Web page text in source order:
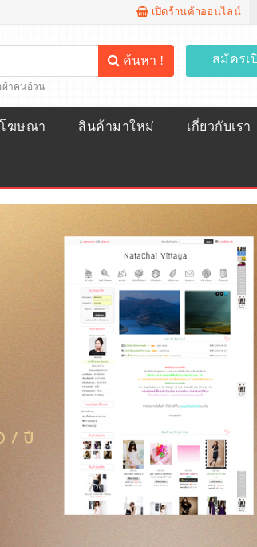
เปิดร้านค้าออนไลน์
ค้นหา !
ผ้าคนอ้วน
สมัครเ
ฆษณา สินค้ามาใหม่ เกี่ยวกับเรา